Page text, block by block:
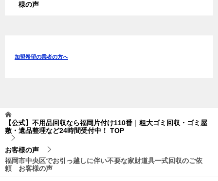
様の声
加盟希望の業者の方へ
【公式】不用品回収なら福岡片付け110番｜粗大ゴミ回収・ゴミ屋
敷・遺品整理など24時間受付中！ TOP
お客様の声
福岡市中央区でお引っ越しに伴い不要な家財道具一式回収のご依
頼 お客様の声